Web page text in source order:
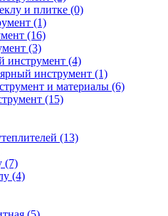
и плитке (0)
(1)
(16)
(3)
инструмент (4)
инструмент (1)
и материалы (6)
(15)
(13)
(7)
(4)